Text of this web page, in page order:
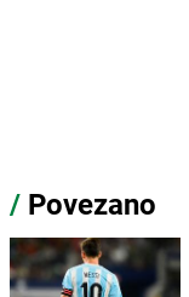
/ Povezano